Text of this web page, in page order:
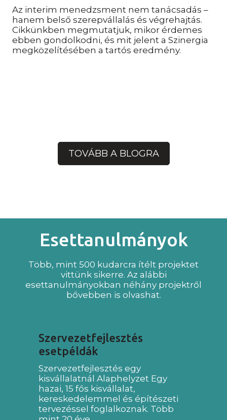
Az interim menedzsment nem tanácsadás –
hanem belső szerepvállalás és végrehajtás.
Cikkünkben megmutatjuk, mikor érdemes
ebben gondolkodni, és mit jelent a Szinergia
megközelítésében a tartós eredmény.
TOVÁBB A BLOGRA
Esettanulmányok
Több, mint 500 kudarcra ítélt projektet
vittünk sikerre. Az alábbi
esettanulmányokban néhány projektről
bővebben is olvashat.
Szervezetfejlesztés
esetpéldák
Szervezetfejlesztés egy
kisvállalatnál Alaphelyzet Egy
hazai, 15 fős kisvállalat,
kereskedelemmel és építészeti
tervezéssel foglalkoznak. Több